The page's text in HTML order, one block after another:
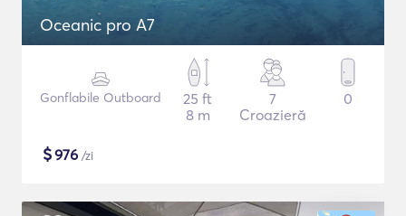
Oceanic pro A7
Gonflabile Outboard
25 ft
8 m
7
Croazieră
0
$976 /zi